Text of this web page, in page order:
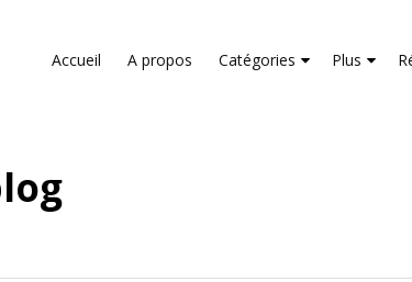
Accueil A propos Catégories Plus
and to analyze traffic. Your IP address and
security metrics to ensure quality of service,